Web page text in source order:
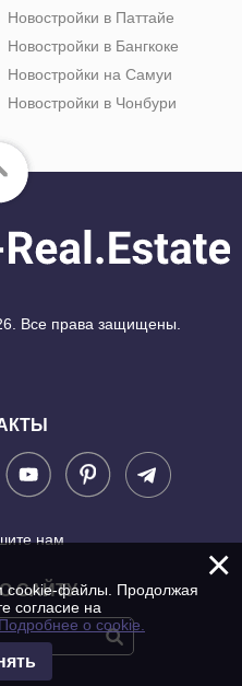
Новостройки в Паттайе
Новостройки в Бангкоке
Новостройки на Самуи
Новостройки в Чонбури
Все права защищены.
нам
САЙТУ
×
cookie-файлы. Продолжая
согласие на
Подробнее о cookie.